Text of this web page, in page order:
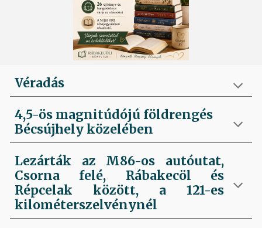
Véradás
4,5-ös magnitúdójú földrengés
Bécsújhely közelében
Lezárták az M86-os autóutat,
Csorna felé, Rábakecöl és
Répcelak között, a 121-es
kilométerszelvénynél